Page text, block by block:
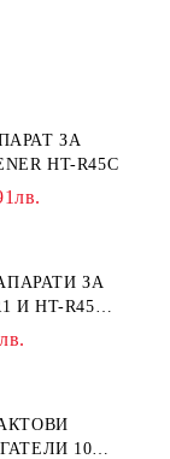
ЗА
HT-R45C
ЗА
10W-